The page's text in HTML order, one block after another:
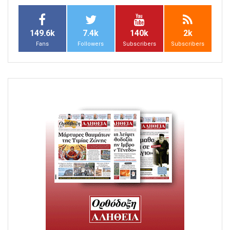
149.6k
Fans
7.4k
Followers
140k
Subscribers
2k
Subscribers